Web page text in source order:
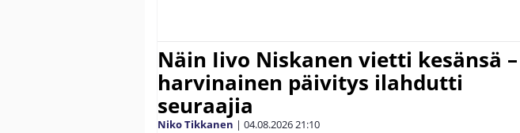
Näin Iivo Niskanen vietti kesänsä –
harvinainen päivitys ilahdutti
seuraajia
Niko Tikkanen | 04.08.202621:10